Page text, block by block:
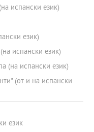
испански език)
език)
испански език)
(на испански език)
(от и на испански
език